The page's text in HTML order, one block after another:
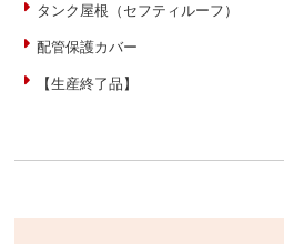
タンク屋根（セフティルーフ）
配管保護カバー
【生産終了品】